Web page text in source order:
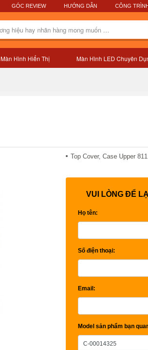
GÓC REVIEW HƯỚNG DẪN CÔNG
Màn Hình Hiển Thị Màn Hình LED Chuyên
Top Cover, Case Upper
VUI LÒNG ĐỂ
Họ tên:
Số điện thoại:
Email:
Model sản phẩm bạn